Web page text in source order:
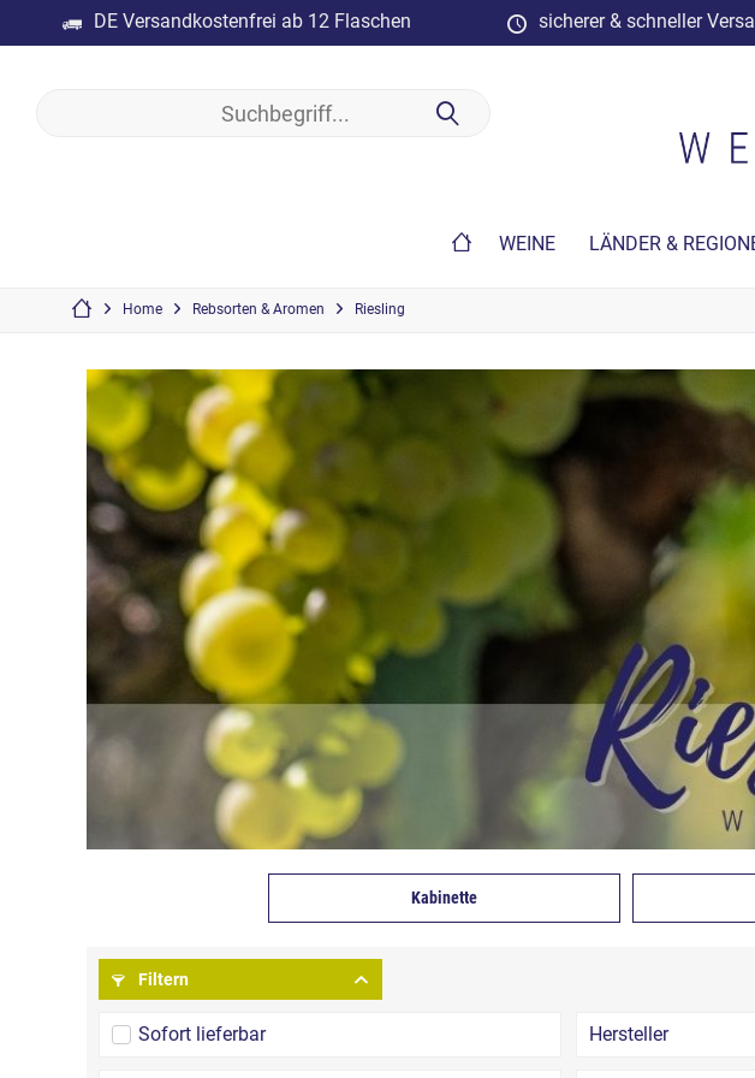
DE Versandkostenfrei ab 12 Flaschen sicherer & schneller
WEINE LÄNDER &
Home Rebsorten & Aromen Riesling
Kabinette
Filtern
Sofort lieferbar Hersteller